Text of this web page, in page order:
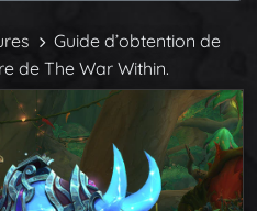
Guide d’obtention de
de The War Within.